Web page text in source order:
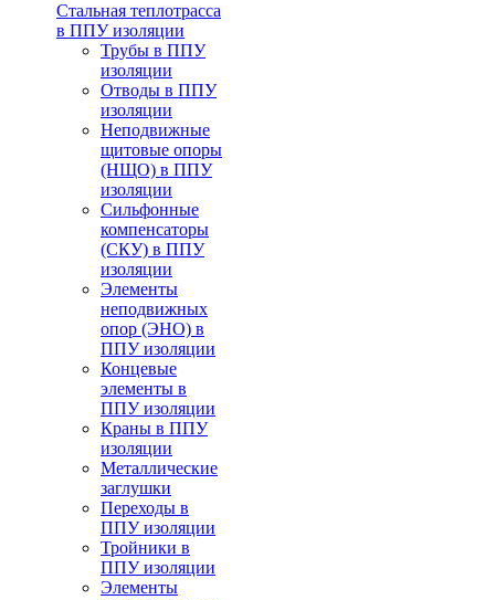
Стальная теплотрасса
в ППУ изоляции
Трубы в ППУ
изоляции
Отводы в ППУ
изоляции
Неподвижные
щитовые опоры
(НЩО) в ППУ
изоляции
Cильфонные
компенсаторы
(СКУ) в ППУ
изоляции
Элементы
неподвижных
опор (ЭНО) в
ППУ изоляции
Концевые
элементы в
ППУ изоляции
Краны в ППУ
изоляции
Металлические
заглушки
Переходы в
ППУ изоляции
Тройники в
ППУ изоляции
Элементы